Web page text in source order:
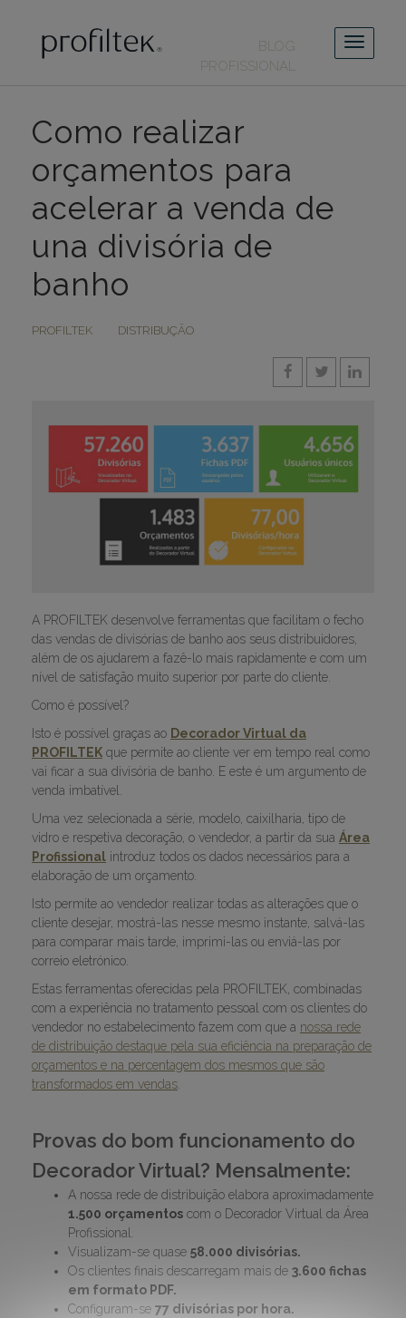
BLOG
PROFISSIONAL
Como realizar
orçamentos para
acelerar a venda de
una divisória de
banho
PROFILTEK DISTRIBUÇÃO
A PROFILTEK desenvolve ferramentas que facilitam o fecho
das vendas de divisórias de banho aos seus distribuidores,
além de os ajudarem a fazê-lo mais rapidamente e com um
nível de satisfação muito superior por parte do cliente.
Como é possível?
Isto é possível graças ao Decorador Virtual da
PROFILTEK que permite ao cliente ver em tempo real como
vai ficar a sua divisória de banho. E este é um argumento de
venda imbatível.
Uma vez selecionada a série, modelo, caixilharia, tipo de
vidro e respetiva decoração, o vendedor, a partir da sua Área
Profissional introduz todos os dados necessários para a
elaboração de um orçamento.
Isto permite ao vendedor realizar todas as alterações que o
cliente desejar, mostrá-las nesse mesmo instante, salvá-las
para comparar mais tarde, imprimi-las ou enviá-las por
correio eletrónico.
Estas ferramentas oferecidas pela PROFILTEK, combinadas
com a experiência no tratamento pessoal com os clientes do
vendedor no estabelecimento fazem com que a nossa rede
de distribuição destaque pela sua eficiência na preparação de
orçamentos e na percentagem dos mesmos que são
transformados em vendas.
Provas do bom funcionamento do
Decorador Virtual? Mensalmente:
A nossa rede de distribuição elabora aproximadamente
1.500 orçamentos com o Decorador Virtual da Área
Profissional.
Visualizam-se quase 58.000 divisórias.
Os clientes finais descarregam mais de 3.600 fichas
em formato PDF.
Configuram-se 77 divisórias por hora.